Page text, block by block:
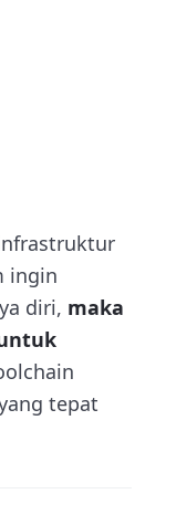
ingin
diri, maka
tepat